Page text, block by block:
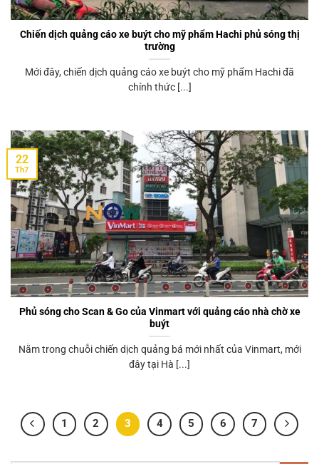
Chiến dịch quảng cáo xe buýt cho mỹ phẩm Hachi phủ sóng thị
trường
Mới đây, chiến dịch quảng cáo xe buýt cho mỹ phẩm Hachi đã
chính thức [...]
Phủ sóng cho Scan & Go của Vinmart với quảng cáo nhà chờ xe
buýt
Nằm trong chuỗi chiến dịch quảng bá mới nhất của Vinmart, mới
đây tại Hà [...]
22
Th7
1 2 3 4 5 6 7